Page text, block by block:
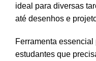
ideal para diversas
até desenhos e
Ferramenta
estudantes que